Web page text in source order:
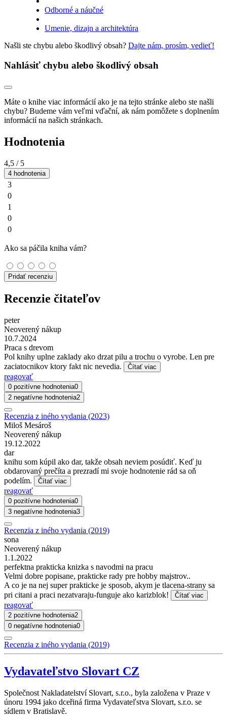
Odborné a náučné
Umenie, dizajn a architektúra
Našli ste chybu alebo škodlivý obsah? Dajte nám, prosím, vedieť!
Nahlásiť chybu alebo škodlivý obsah
Máte o knihe viac informácií ako je na tejto stránke alebo ste našli
chybu? Budeme vám veľmi vďační, ak nám pomôžete s doplnením
informácií na našich stránkach.
Hodnotenia
4,5 / 5
4 hodnotenia
3
0
1
0
0
Ako sa páčila kniha vám?
Pridať recenziu
Recenzie čitateľov
peter
Neoverený nákup
10.7.2024
Praca s drevom
Pol knihy uplne zaklady ako drzat pilu a trochu o vyrobe. Len pre
zaciatocnikov ktory fakt nic nevedia.
Čítať viac
reagovať
0 pozitívne hodnotenia0
2 negatívne hodnotenia2
Recenzia z iného vydania (2023)
Miloš Mesároš
Neoverený nákup
19.12.2022
dar
knihu som kúpil ako dar, takže obsah neviem posúdiť. Keď ju
obdarovaný prečíta a prezradí mi svoje hodnotenie rád sa oň
podelím.
Čítať viac
reagovať
0 pozitívne hodnotenia0
3 negatívne hodnotenia3
Recenzia z iného vydania (2019)
sona
Neoverený nákup
1.1.2022
perfektna prakticka knizka s navodmi na pracu
Velmi dobre popisane, prakticke rady pre hobby majstrov..
A co je na nej super prakticke je sposob, akym je tlacena-strany sa
pri citani a praci nezatvaraju-funguje ako karizblok!
Čítať viac
reagovať
2 pozitívne hodnotenia2
0 negatívne hodnotenia0
Recenzia z iného vydania (2019)
Vydavateľstvo Slovart CZ
Společnost Nakladatelství Slovart, s.r.o., byla založena v Praze v
únoru 1994 jako dceřiná firma Vydavateľstva Slovart, s.r.o. se
sídlem v Bratislavě.